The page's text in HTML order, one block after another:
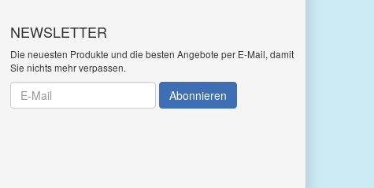
NEWSLETTER
Die neuesten Produkte und die besten Angebote per E-Mail, damit
Sie nichts mehr verpassen.
Newsletter Abonnieren